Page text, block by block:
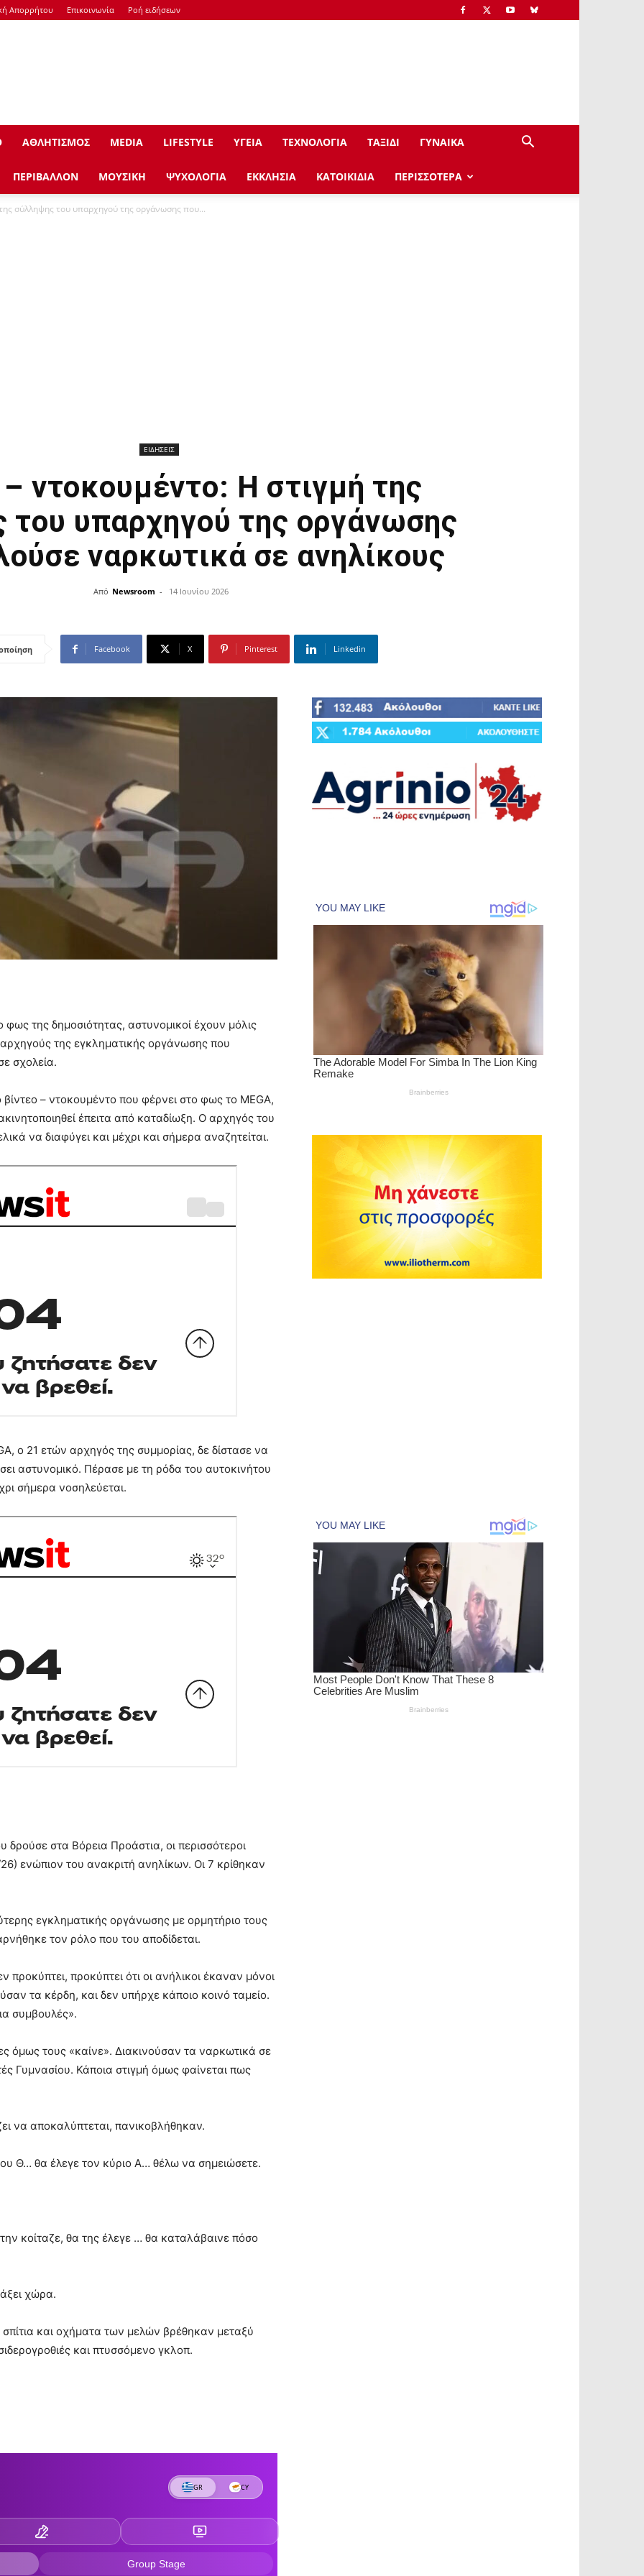
Απορρήτου Επικοινωνία Ροή ειδήσεων
ΑΘΛΗΤΙΣΜΟΣ ΜEDIA LIFESTYLE ΥΓΕΙΑ ΤΕΧΝΟΛΟΓΙΑ ΤΑΞΙΔΙ ΓΥΝΑΙΚΑ
ΠΕΡΙΒΑΛΛΟΝ ΜΟΥΣΙΚΗ ΨΥΧΟΛΟΓΙΑ ΕΚΚΛΗΣΙΑ ΚΑΤΟΙΚΙΔΙΑ ΠΕΡΙΣΣΟΤΕΡΑ
σύλληψης του υπαρχηγού της οργάνωσης που...
ΕΙΔΗΣΕΙΣ
ντοκουμέντο: Η στιγμή της
του υπαρχηγού της οργάνωσης
ναρκωτικά σε ανηλίκους
Από Newsroom - 14 Ιουνίου 2026
Facebook X Pinterest Linkedin
φως της δημοσιότητας, αστυνομικοί έχουν μόλις
της εγκληματικής οργάνωσης που
σχολεία.
– ντοκουμέντο που φέρνει στο φως το MEGA,
έπειτα από καταδίωξη. Ο αρχηγός του
να διαφύγει και μέχρι και σήμερα αναζητείται.
ο 21 ετών αρχηγός της συμμορίας, δε δίστασε να
αστυνομικό. Πέρασε με τη ρόδα του αυτοκινήτου
σήμερα νοσηλεύεται.
στα Βόρεια Προάστια, οι περισσότεροι
ενώπιον του ανακριτή ανηλίκων. Οι 7 κρίθηκαν
εγκληματικής οργάνωσης με ορμητήριο τους
τον ρόλο που του αποδίδεται.
προκύπτει, προκύπτει ότι οι ανήλικοι έκαναν μόνοι
τα κέρδη, και δεν υπήρχε κάποιο κοινό ταμείο.
συμβουλές».
όμως τους «καίνε». Διακινούσαν τα ναρκωτικά σε
Γυμνασίου. Κάποια στιγμή όμως φαίνεται πως
να αποκαλύπτεται, πανικοβλήθηκαν.
Θ… θα έλεγε τον κύριο Α… θέλω να σημειώσετε.
κοίταζε, θα της έλεγε … θα καταλάβαινε πόσο
χώρα.
και οχήματα των μελών βρέθηκαν μεταξύ
και πτυσσόμενο γκλοπ.